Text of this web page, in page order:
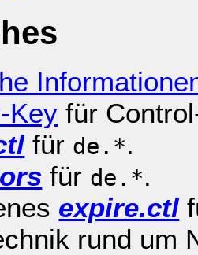
Key für
für de.*.
für de.*.
expire.ctl
rund um